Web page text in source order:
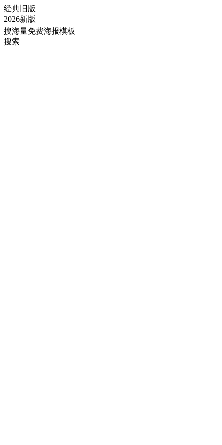
经典旧版
2026新版
搜海量免费海报模板
搜索